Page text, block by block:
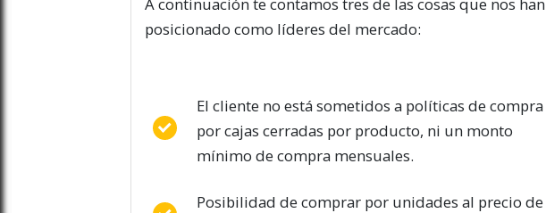
posicionado como líderes del mercado:
El cliente no está sometidos a políticas de compra
por cajas cerradas por producto, ni un monto
mínimo de compra mensuales.
Posibilidad de comprar por unidades al precio de